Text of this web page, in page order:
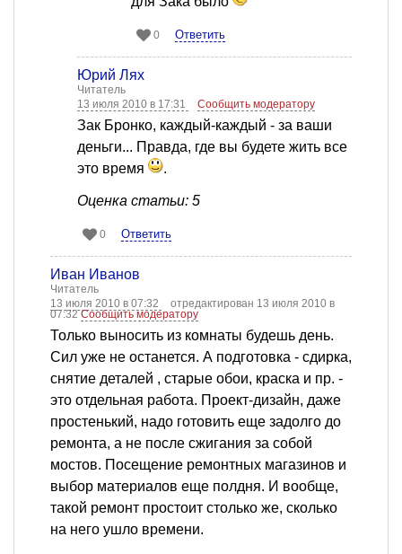
0 Ответить
Юрий Лях
Читатель
13 июля 2010 в 17:31
Сообщить модератору
Зак Бронко, каждый-каждый - за ваши
деньги... Правда, где вы будете жить все
это время
.
Оценка статьи: 5
0 Ответить
Иван Иванов
Читатель
13 июля 2010 в 07:32
отредактирован 13 июля 2010 в
07:32Сообщить модератору
Только выносить из комнаты будешь день.
Сил уже не останется. А подготовка - сдирка,
снятие деталей , старые обои, краска и пр. -
это отдельная работа. Проект-дизайн, даже
простенький, надо готовить еще задолго до
ремонта, а не после сжигания за собой
мостов. Посещение ремонтных магазинов и
выбор материалов еще полдня. И вообще,
такой ремонт простоит столько же, сколько
на него ушло времени.